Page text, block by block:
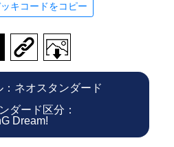
キコードをコピー
ネオスタンダード
ダード区分：
Dream!